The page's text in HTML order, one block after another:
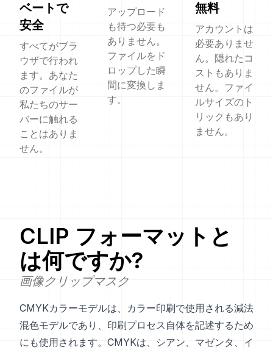
ベートで
安全
すべてがブラ
ウザで行われ
ます。あなた
のファイルが
私たちのサー
バーに触れる
ことはありま
せん。
アップロード
も待つ必要も
ありません。
ファイルをド
ロップした瞬
間に変換しま
す。
無料
アカウントは
必要ありませ
ん。隠れたコ
ストもありま
せん。ファイ
ルサイズのト
リックもあり
ません。
CLIP フォーマットと
は何ですか?
画像クリップマスク
CMYKカラーモデルは、カラー印刷で使用される減法
混色モデルであり、印刷プロセス自体を記述するため
にも使用されます。CMYKは、シアン、マゼンタ、イ